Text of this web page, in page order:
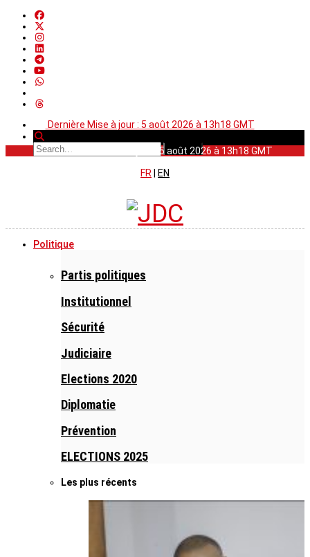
Dernière Mise à jour : 5 août 2026 à 13h18 GMT
Dernière Mise à jour : 5 août 2026 à 13h18 GMT
FR
EN
Politique
Partis politiques
Institutionnel
Sécurité
Judiciaire
Elections 2020
Diplomatie
Prévention
ELECTIONS 2025
Les plus récents